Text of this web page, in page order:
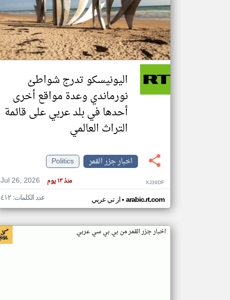
اليونيسكو تدرج شواطئ
نورماندي وعدة مواقع أخرى
أحدها في بلد عربي على قائمة
التراث العالمي
اخبار جزر القمر
Politics
Jul 26, 2026
منذ ١٣ يوم XJ39DF
ار تي عربي• arabic.rt.com عدد الكلمات: ٤١٢
اخبار جزر القمر من بي بي سي عربي